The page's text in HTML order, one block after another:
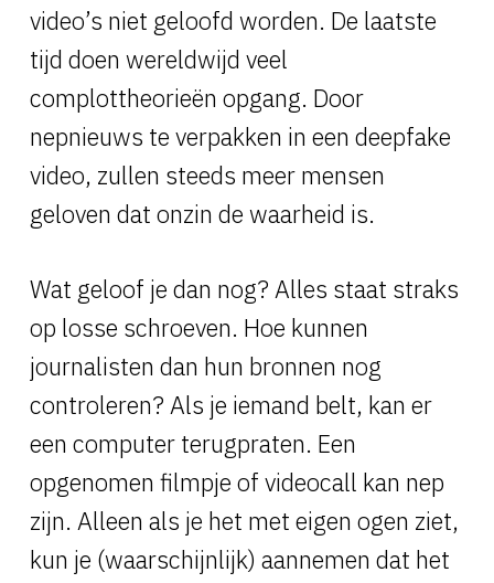
video’s niet geloofd worden. De laatste
tijd doen wereldwijd veel
complottheorieën opgang. Door
nepnieuws te verpakken in een deepfake
video, zullen steeds meer mensen
geloven dat onzin de waarheid is.
Wat geloof je dan nog? Alles staat straks
op losse schroeven. Hoe kunnen
journalisten dan hun bronnen nog
controleren? Als je iemand belt, kan er
een computer terugpraten. Een
opgenomen filmpje of videocall kan nep
zijn. Alleen als je het met eigen ogen ziet,
kun je (waarschijnlijk) aannemen dat het